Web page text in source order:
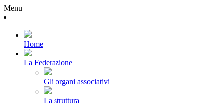
Menu
Home
La Federazione
Gli organi associativi
La struttura